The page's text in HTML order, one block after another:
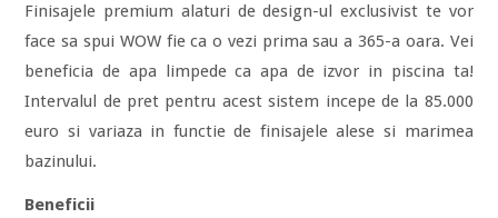
Finisajele premium alaturi de design-ul exclusivist te vor
face sa spui WOW fie ca o vezi prima sau a 365-a oara. Vei
beneficia de apa limpede ca apa de izvor in piscina ta!
Intervalul de pret pentru acest sistem incepe de la 85.000
euro si variaza in functie de finisajele alese si marimea
bazinului.
Beneficii